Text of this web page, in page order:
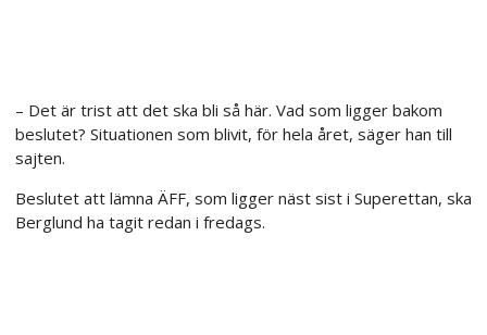
– Det är trist att det ska bli så här. Vad som ligger bakom
beslutet? Situationen som blivit, för hela året, säger han till
sajten.
Beslutet att lämna ÄFF, som ligger näst sist i Superettan, ska
Berglund ha tagit redan i fredags.